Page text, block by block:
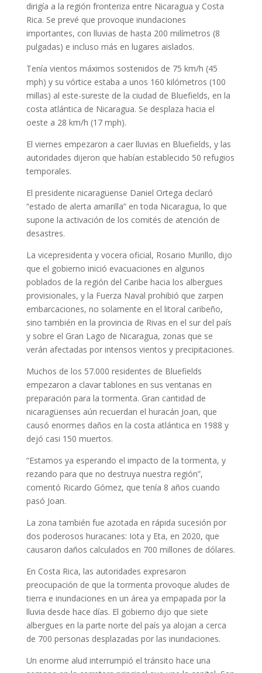
dirigía a la región fronteriza entre Nicaragua y Costa
Rica. Se prevé que provoque inundaciones
importantes, con lluvias de hasta 200 milímetros (8
pulgadas) e incluso más en lugares aislados.
Tenía vientos máximos sostenidos de 75 km/h (45
mph) y su vórtice estaba a unos 160 kilómetros (100
millas) al este-sureste de la ciudad de Bluefields, en la
costa atlántica de Nicaragua. Se desplaza hacia el
oeste a 28 km/h (17 mph).
El viernes empezaron a caer lluvias en Bluefields, y las
autoridades dijeron que habían establecido 50 refugios
temporales.
El presidente nicaragüense Daniel Ortega declaró
“estado de alerta amarilla” en toda Nicaragua, lo que
supone la activación de los comités de atención de
desastres.
La vicepresidenta y vocera oficial, Rosario Murillo, dijo
que el gobierno inició evacuaciones en algunos
poblados de la región del Caribe hacia los albergues
provisionales, y la Fuerza Naval prohibió que zarpen
embarcaciones, no solamente en el litoral caribeño,
sino también en la provincia de Rivas en el sur del país
y sobre el Gran Lago de Nicaragua, zonas que se
verán afectadas por intensos vientos y precipitaciones.
Muchos de los 57.000 residentes de Bluefields
empezaron a clavar tablones en sus ventanas en
preparación para la tormenta. Gran cantidad de
nicaragüenses aún recuerdan el huracán Joan, que
causó enormes daños en la costa atlántica en 1988 y
dejó casi 150 muertos.
“Estamos ya esperando el impacto de la tormenta, y
rezando para que no destruya nuestra región”,
comentó Ricardo Gómez, que tenía 8 años cuando
pasó Joan.
La zona también fue azotada en rápida sucesión por
dos poderosos huracanes: Iota y Eta, en 2020, que
causaron daños calculados en 700 millones de dólares.
En Costa Rica, las autoridades expresaron
preocupación de que la tormenta provoque aludes de
tierra e inundaciones en un área ya empapada por la
lluvia desde hace días. El gobierno dijo que siete
albergues en la parte norte del país ya alojan a cerca
de 700 personas desplazadas por las inundaciones.
Un enorme alud interrumpió el tránsito hace una